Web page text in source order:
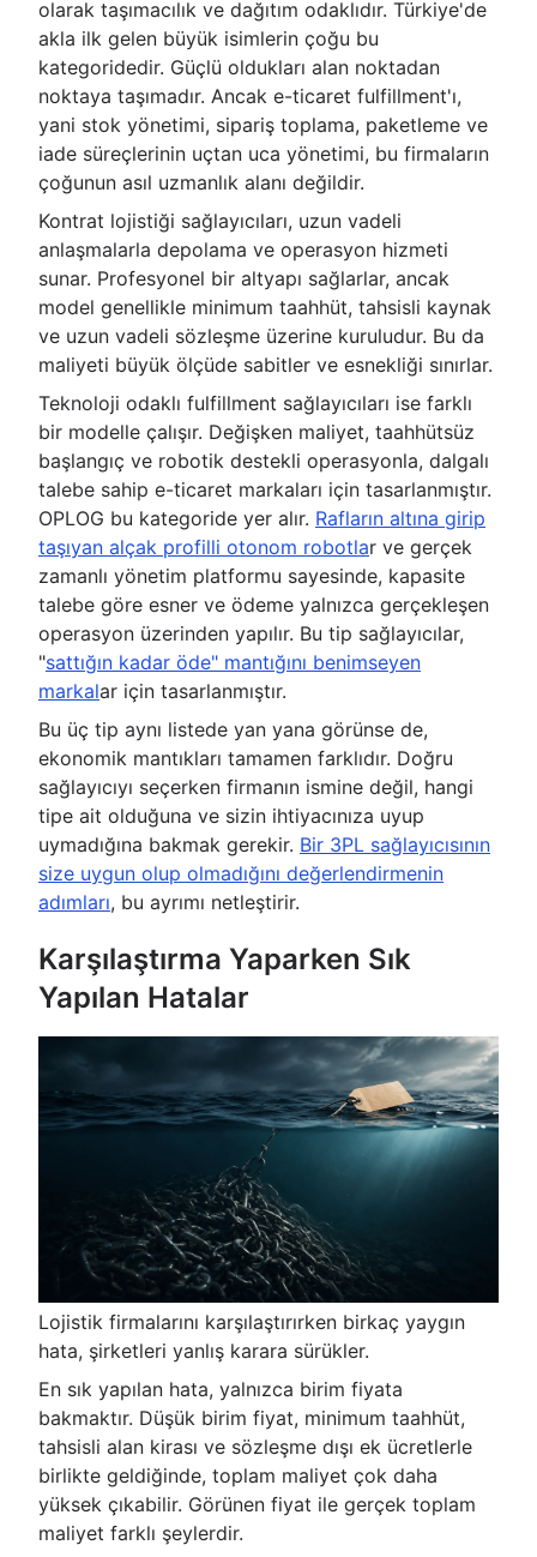
olarak taşımacılık ve dağıtım odaklıdır. Türkiye'de
akla ilk gelen büyük isimlerin çoğu bu
kategoridedir. Güçlü oldukları alan noktadan
noktaya taşımadır. Ancak e-ticaret fulfillment'ı,
yani stok yönetimi, sipariş toplama, paketleme ve
iade süreçlerinin uçtan uca yönetimi, bu firmaların
çoğunun asıl uzmanlık alanı değildir.
Kontrat lojistiği sağlayıcıları, uzun vadeli
anlaşmalarla depolama ve operasyon hizmeti
sunar. Profesyonel bir altyapı sağlarlar, ancak
model genellikle minimum taahhüt, tahsisli kaynak
ve uzun vadeli sözleşme üzerine kuruludur. Bu da
maliyeti büyük ölçüde sabitler ve esnekliği sınırlar.
Teknoloji odaklı fulfillment sağlayıcıları ise farklı
bir modelle çalışır. Değişken maliyet, taahhütsüz
başlangıç ve robotik destekli operasyonla, dalgalı
talebe sahip e-ticaret markaları için tasarlanmıştır.
OPLOG bu kategoride yer alır. Rafların altına girip
taşıyan alçak profilli otonom robotlar ve gerçek
zamanlı yönetim platformu sayesinde, kapasite
talebe göre esner ve ödeme yalnızca gerçekleşen
operasyon üzerinden yapılır. Bu tip sağlayıcılar,
"sattığın kadar öde" mantığını benimseyen
markalar için tasarlanmıştır.
Bu üç tip aynı listede yan yana görünse de,
ekonomik mantıkları tamamen farklıdır. Doğru
sağlayıcıyı seçerken firmanın ismine değil, hangi
tipe ait olduğuna ve sizin ihtiyacınıza uyup
uymadığına bakmak gerekir. Bir 3PL sağlayıcısının
size uygun olup olmadığını değerlendirmenin
adımları, bu ayrımı netleştirir.
Karşılaştırma Yaparken Sık
Yapılan Hatalar
Lojistik firmalarını karşılaştırırken birkaç yaygın
hata, şirketleri yanlış karara sürükler.
En sık yapılan hata, yalnızca birim fiyata
bakmaktır. Düşük birim fiyat, minimum taahhüt,
tahsisli alan kirası ve sözleşme dışı ek ücretlerle
birlikte geldiğinde, toplam maliyet çok daha
yüksek çıkabilir. Görünen fiyat ile gerçek toplam
maliyet farklı şeylerdir.